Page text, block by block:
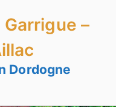
–
Dordogne